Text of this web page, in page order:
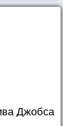
Джобса